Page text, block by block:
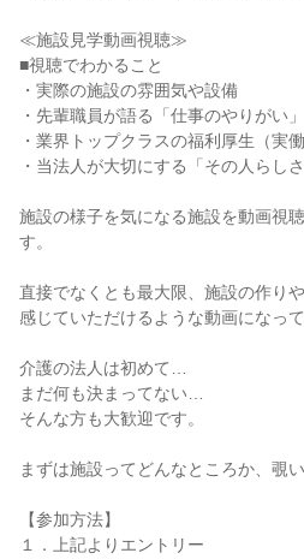
≪施設見学動画視聴≫
■視聴でわかること
・実際の施設の雰囲気や設備
・先輩職員が語る「仕事のやりがい」
・業界トップクラスの福利厚生（実
・当法人が大切にする「その人らし
施設の様子を気になる施設を動画視
す。
直接でなくとも最大限、施設の作り
感じていただけるような動画になって
介護の法人は初めて…
まだ何も決まってない…
そんな方も大歓迎です。
まずは施設ってどんなところか、覗
【参加方法】
１．上記よりエントリー